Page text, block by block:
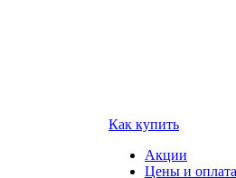
Как купить
Акции
Цены и оплата